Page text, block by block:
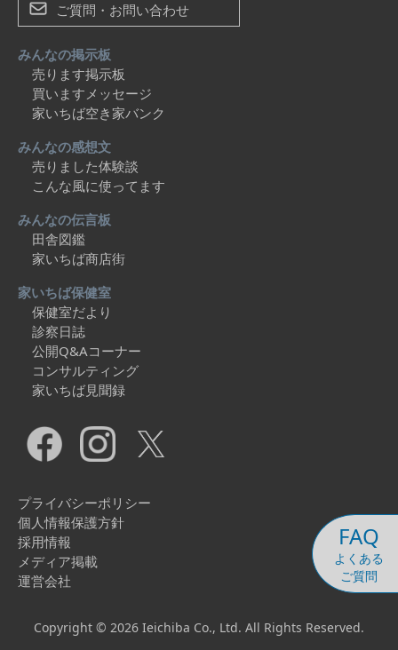
FAQ
よくある
ご質問
ご質問・お問い合わせ
みんなの掲示板
売ります掲示板
買いますメッセージ
家いちば空き家バンク
みんなの感想文
売りました体験談
こんな風に使ってます
みんなの伝言板
田舎図鑑
家いちば商店街
家いちば保健室
保健室だより
診察日誌
公開Q&Aコーナー
コンサルティング
家いちば見聞録
プライバシーポリシー
個人情報保護方針
採用情報
メディア掲載
運営会社
Copyright © 2026 Ieichiba Co., Ltd. All Rights Reserved.